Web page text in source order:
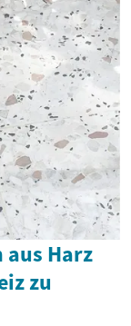
aus Harz
zu